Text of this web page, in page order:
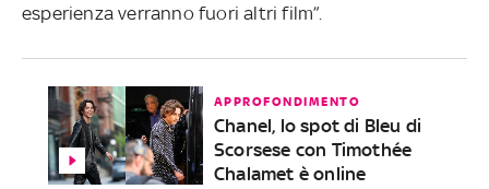
esperienza verranno fuori altri film”.
APPROFONDIMENTO
Chanel, lo spot di Bleu di
Scorsese con Timothée
Chalamet è online